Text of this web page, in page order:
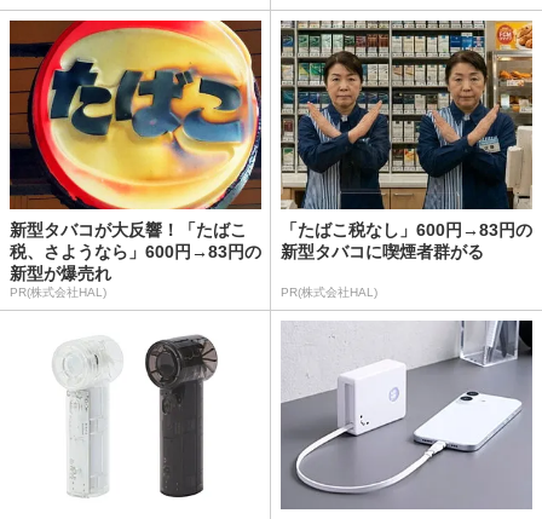
新型タバコが大反響！「たばこ
税、さようなら」600円→83円の
新型が爆売れ
PR(株式会社HAL)
「たばこ税なし」600円→83円の
新型タバコに喫煙者群がる
PR(株式会社HAL)